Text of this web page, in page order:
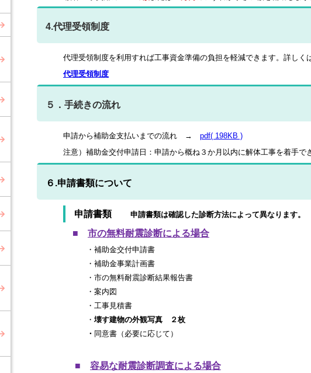
4.代理受領制度
代理受領制度を利用すれば工事資金準備の負担を軽減できます。詳しく
代理受領制度
５．手続きの流れ
申請から補助金支払いまでの流れ → pdf( 198KB )
注意）補助金交付申請日：申請から概ね３か月以内に解体工事を着手で
６.申請書類について
申請書類 申請書類は確認した診断方法によって異なります。
■ 市の無料耐震診断による場合
・補助金交付申請書
・ 補助金事業計画書
・ 市の無料耐震診断結果報告書
・ 案内図
・ 工事見積書
・ 壊す建物の外観写真 ２枚
・ 同意書（必要に応じて）
■ 容易な耐震診断調査による場合